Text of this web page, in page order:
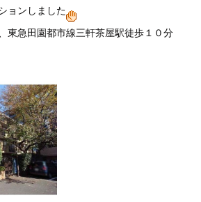
ョンしました
東急田園都市線三軒茶屋駅徒歩１０分